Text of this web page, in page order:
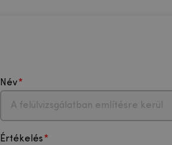
Név
Értékelés